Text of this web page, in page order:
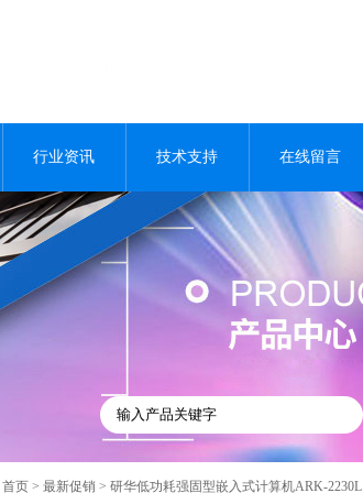
行业资讯 技术支持 在线留言
首页 > 最新促销 > 研华低功耗强固型嵌入式计算机ARK-2230L